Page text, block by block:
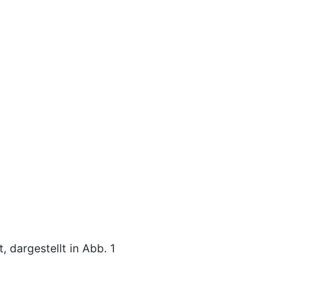
dargestellt in Abb. 1